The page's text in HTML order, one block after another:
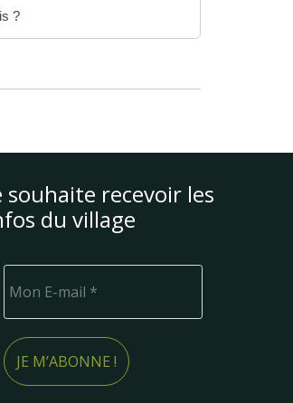
?
souhaite recevoir les
du village